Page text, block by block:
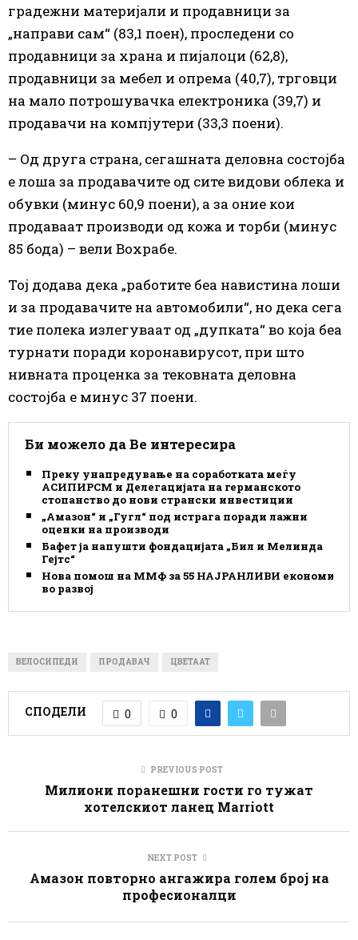
градежни материјали и продавници за
„направи сам“ (83,1 поен), проследени со
продавници за храна и пијалоци (62,8),
продавници за мебел и опрема (40,7), трговци
на мало потрошувачка електроника (39,7) и
продавачи на компјутери (33,3 поени).
– Од друга страна, сегашната деловна состојба
е лоша за продавачите од сите видови облека и
обувки (минус 60,9 поени), а за оние кои
продаваат производи од кожа и торби (минус
85 бода) – вели Вохрабе.
Тој додава дека „работите беа навистина лоши
и за продавачите на автомобили“, но дека сега
тие полека излегуваат од „дупката“ во која беа
турнати поради коронавирусот, при што
нивната проценка за тековната деловна
состојба е минус 37 поени.
Би можело да Ве интересира
Преку унапредување на соработката меѓу
АСИПИРСМ и Делегацијата на германското
стопанство до нови странски инвестиции
„Амазон“ и „Гугл“ под истрага поради лажни
оценки на производи
Бафет ја напушти фондацијата „Бил и Мелинда
Гејтс“
Нова помош на ММФ за 55 НАЈРАНЛИВИ економии
во развој
ВЕЛОСИПЕДИ ПРОДАВАЧ ЦВЕТААТ
СПОДЕЛИ 0 0
PREVIOUS POST
Милиони поранешни гости го тужат
хотелскиот ланец Marriott
NEXT POST
Амазон повторно ангажира голем број на
професионалци